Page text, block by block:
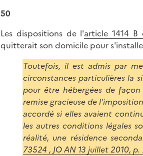
50
Les dispositions de l'article 1414 B
quitterait son domicile pour
Toutefois, il est admis par
circonstances particulières la
pour être hébergées de
remise gracieuse de
accordé si elles avaient
les autres conditions légales
réalité, une résidence
73524 , JO AN 13 juillet 2010,